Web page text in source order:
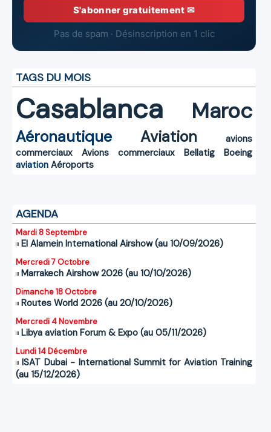
S'abonner gratuitement ✉
Pas de spam · Désinscription en 1 clic
TAGS DU MOIS
Casablanca Maroc
Aéronautique Aviation
avions
commerciaux
Avions commerciaux Bellatig
Boeing
aviation Aéroports
AGENDA
Mardi 8 Septembre
El Alamein International Airshow (au 10/09/2026)
Mercredi 7 Octobre
Marrakech Airshow 2026 (au 10/10/2026)
Dimanche 18 Octobre
Routes World 2026 (au 20/10/2026)
Mercredi 4 Novembre
Libya aviation Forum & Expo (au 05/11/2026)
Lundi 14 Décembre
ISAT Dubai - International Summit for Aviation Training
(au 15/12/2026)